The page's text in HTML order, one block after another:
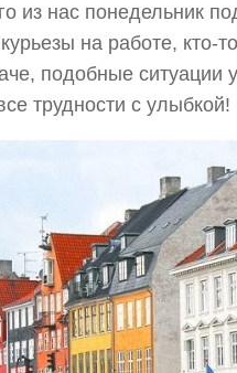
из нас понедельник
на работе,
подобные ситуации
трудности с улыбкой!